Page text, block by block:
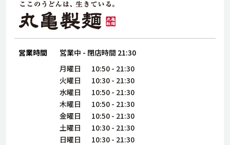
会社情報
株主・投資家情報
サステナビリティ
デジタルトランス
フォーメーション戦略
DXビジョン2028
粟田社長が語る
トリドールのサステナビリティ
ステークホルダーとの
営業時間 営業中 - 閉店時間 21:30
月曜日 10:50 - 21:30
火曜日
10:30 - 21:30
水曜日
10:50 - 21:30
木曜日
10:50 - 21:30
金曜日
10:50 - 21:30
土曜日
10:30 - 21:30
日曜日
10:30 - 21:30